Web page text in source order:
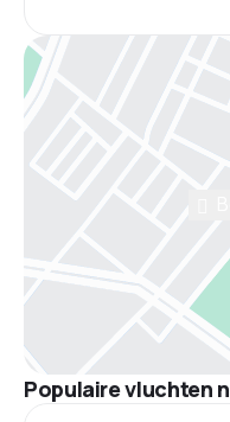
Populaire vluchten